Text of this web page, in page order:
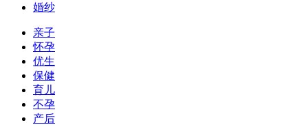
婚纱
亲子
怀孕
优生
保健
育儿
不孕
产后